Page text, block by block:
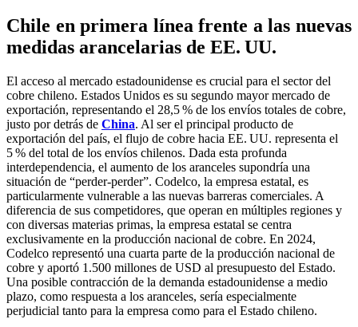
Chile en primera línea frente a las nuevas
medidas arancelarias de EE. UU.
El acceso al mercado estadounidense es crucial para el sector del
cobre chileno. Estados Unidos es su segundo mayor mercado de
exportación, representando el 28,5 % de los envíos totales de cobre,
justo por detrás de China. Al ser el principal producto de
exportación del país, el flujo de cobre hacia EE. UU. representa el
5 % del total de los envíos chilenos. Dada esta profunda
interdependencia, el aumento de los aranceles supondría una
situación de “perder-perder”. Codelco, la empresa estatal, es
particularmente vulnerable a las nuevas barreras comerciales. A
diferencia de sus competidores, que operan en múltiples regiones y
con diversas materias primas, la empresa estatal se centra
exclusivamente en la producción nacional de cobre. En 2024,
Codelco representó una cuarta parte de la producción nacional de
cobre y aportó 1.500 millones de USD al presupuesto del Estado.
Una posible contracción de la demanda estadounidense a medio
plazo, como respuesta a los aranceles, sería especialmente
perjudicial tanto para la empresa como para el Estado chileno.